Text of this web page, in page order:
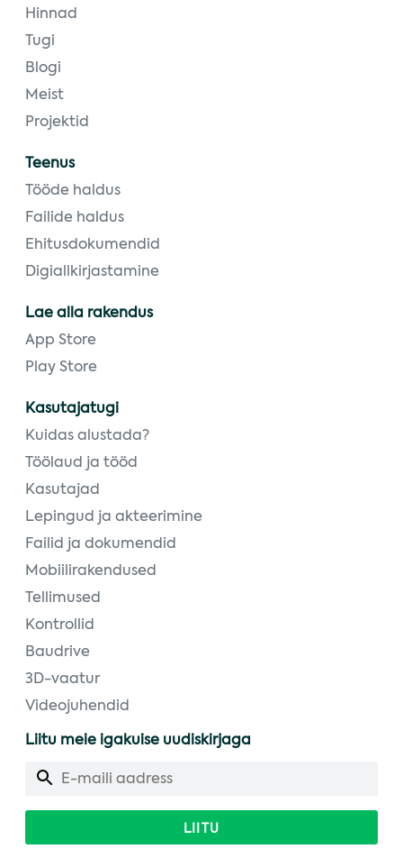
Hinnad
Tugi
Blogi
Meist
Projektid
Teenus
Tööde haldus
Failide haldus
Ehitusdokumendid
Digiallkirjastamine
Lae alla rakendus
App Store
Play Store
Kasutajatugi
Kuidas alustada?
Töölaud ja tööd
Kasutajad
Lepingud ja akteerimine
Failid ja dokumendid
Mobiilirakendused
Tellimused
Kontrollid
Baudrive
3D-vaatur
Videojuhendid
Liitu meie igakuise uudiskirjaga